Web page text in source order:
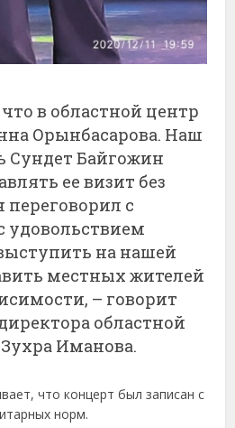
в областной центр
Орынбасарова. Наш
Сундет Байгожин
ее визит без
с
удовольствием
на нашей
местных жителей
– говорит
областной
Иманова.
что концерт был записан с
норм.